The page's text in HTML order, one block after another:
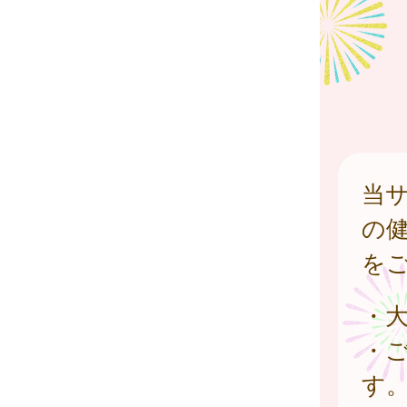
当
の
を
・
・
す。